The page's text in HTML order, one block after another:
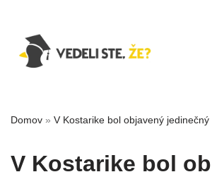
Domov » V Kostarike bol objavený
V Kostarike bol